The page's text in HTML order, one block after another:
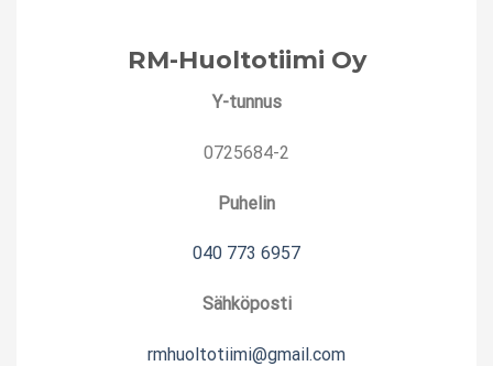
RM-Huoltotiimi Oy
Y-tunnus
0725684-2
Puhelin
040 773 6957
Sähköposti
rmhuoltotiimi@gmail.com